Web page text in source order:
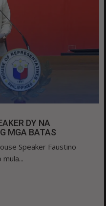
DY NA
MGA BATAS
Speaker Faustino